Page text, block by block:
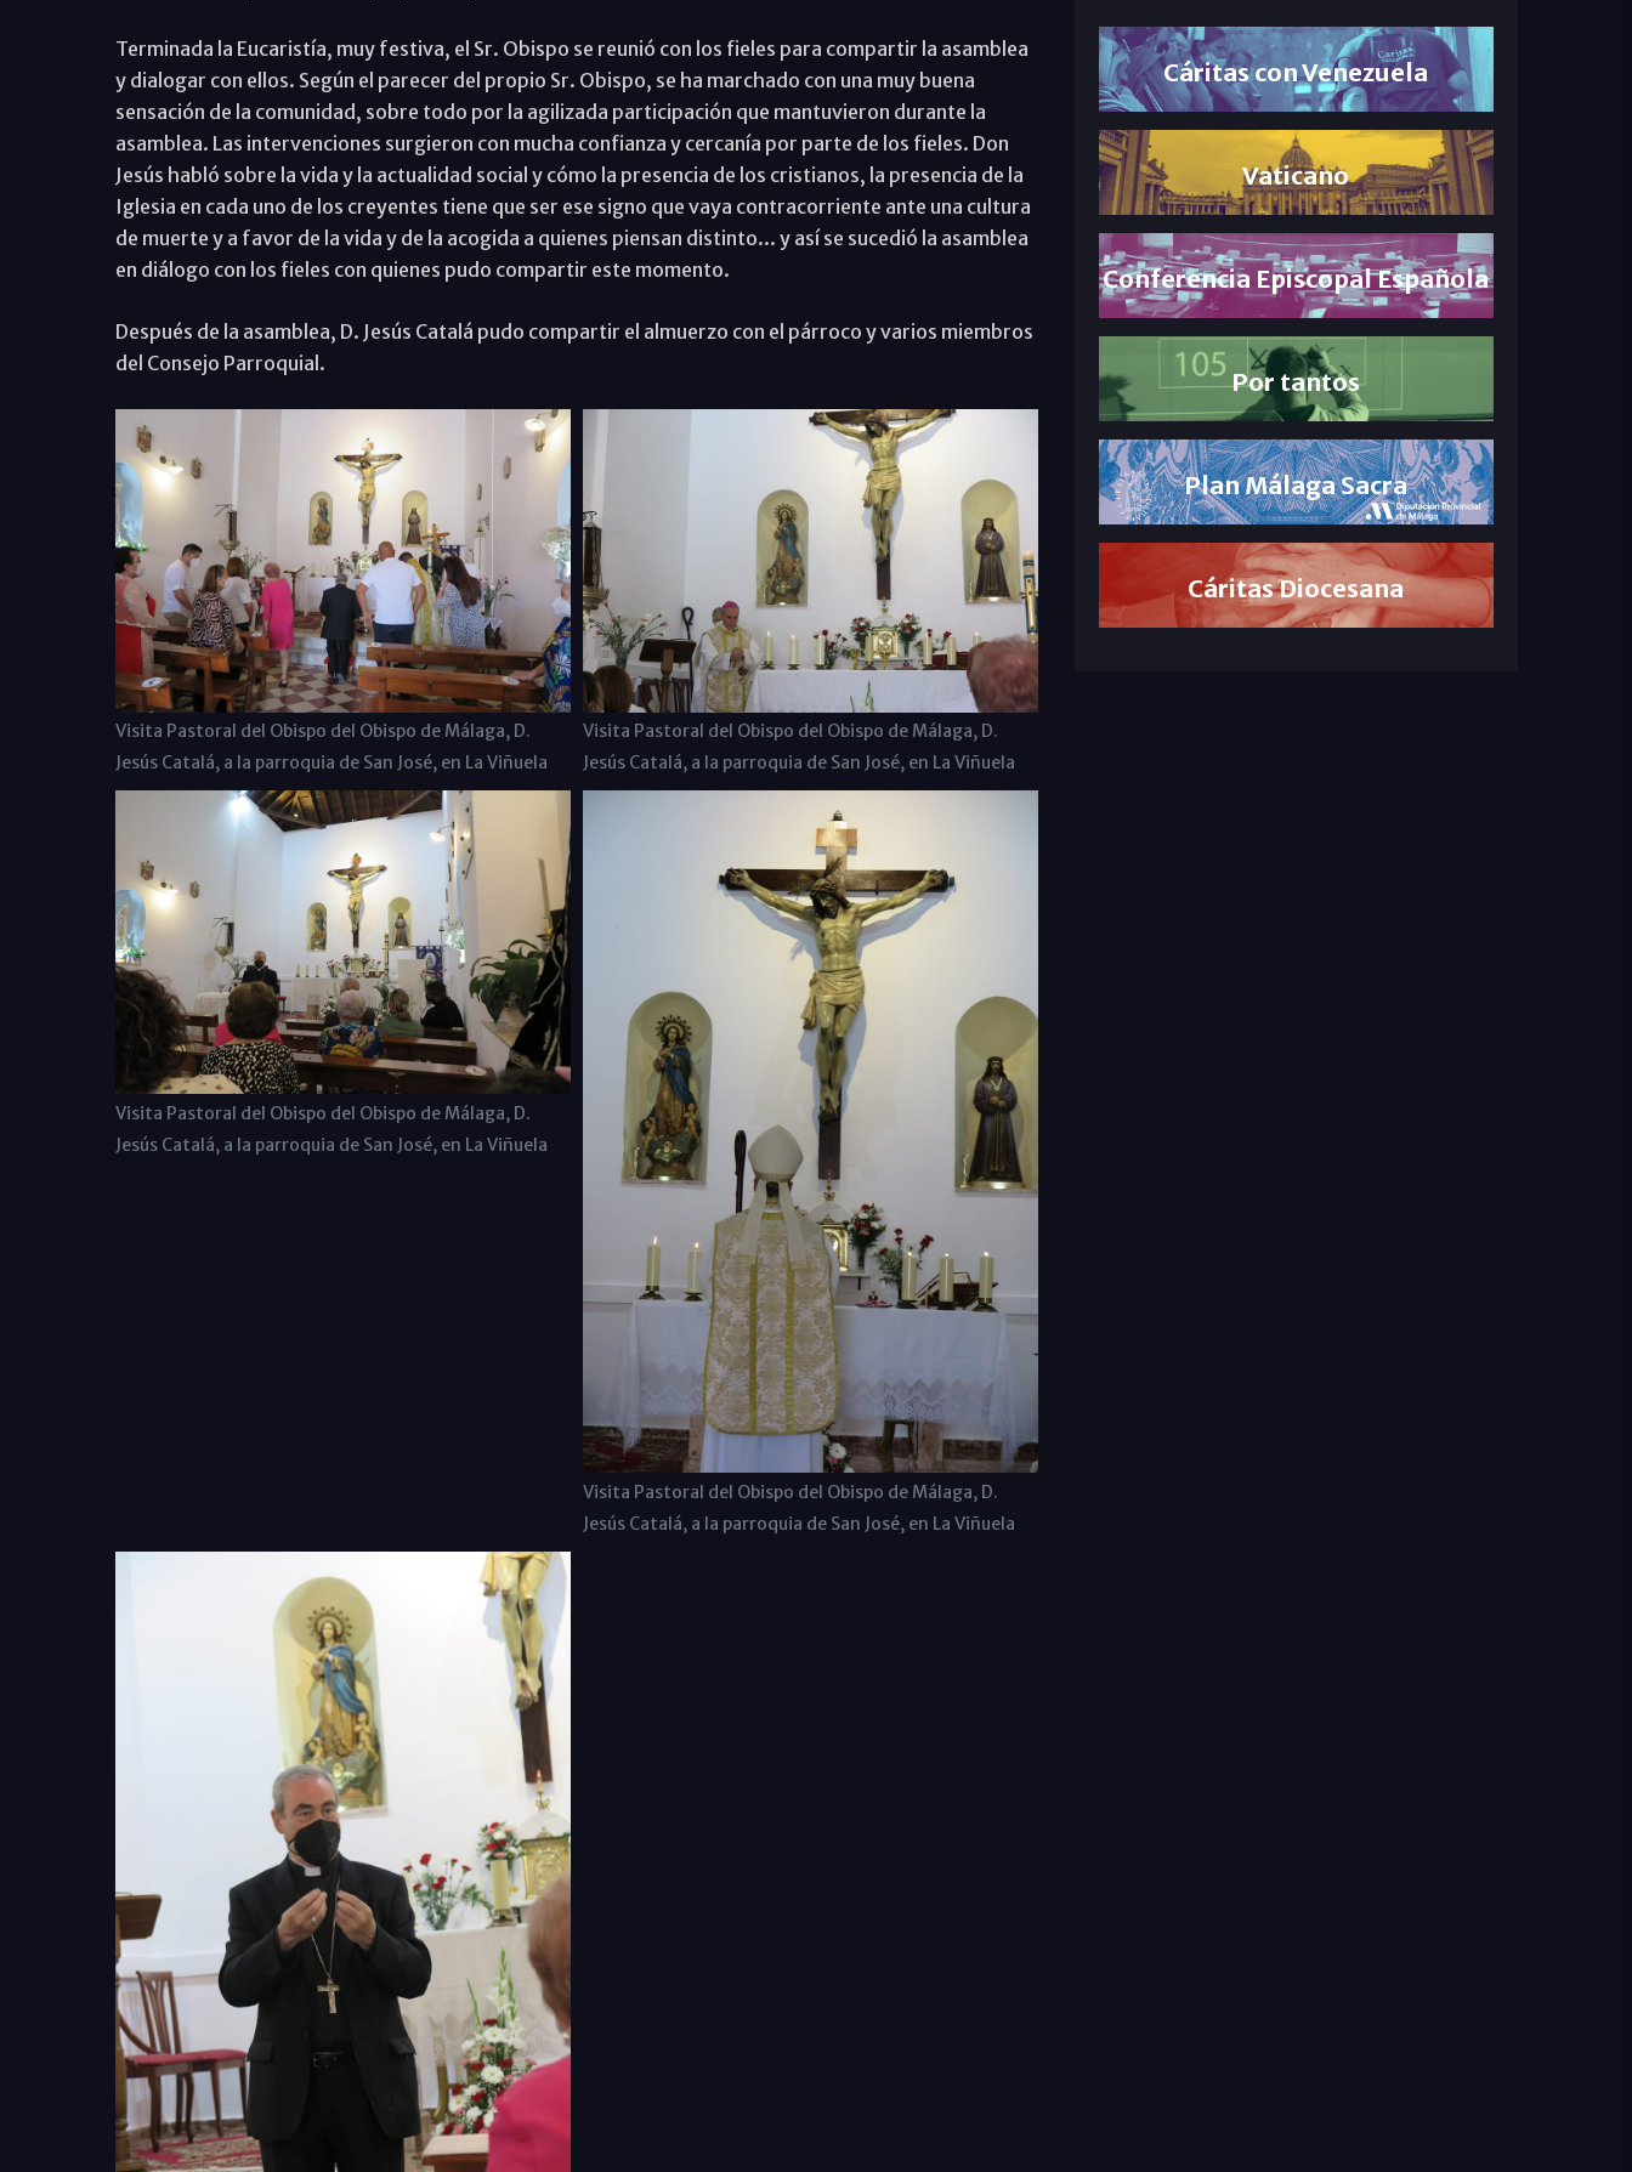
Terminada la Eucaristía, muy festiva, el Sr. Obispo se reunió con los fieles para compartir la asamblea
y dialogar con ellos. Según el parecer del propio Sr. Obispo, se ha marchado con una muy buena
sensación de la comunidad, sobre todo por la agilizada participación que mantuvieron durante la
asamblea. Las intervenciones surgieron con mucha confianza y cercanía por parte de los fieles. Don
Jesús habló sobre la vida y la actualidad social y cómo la presencia de los cristianos, la presencia de la
Iglesia en cada uno de los creyentes tiene que ser ese signo que vaya contracorriente ante una cultura
de muerte y a favor de la vida y de la acogida a quienes piensan distinto... y así se sucedió la asamblea
en diálogo con los fieles con quienes pudo compartir este momento.
Después de la asamblea, D. Jesús Catalá pudo compartir el almuerzo con el párroco y varios miembros
del Consejo Parroquial.
Visita Pastoral del Obispo del Obispo de Málaga, D.
Jesús Catalá, a la parroquia de San José, en La Viñuela
Visita Pastoral del Obispo del Obispo de Málaga, D.
Jesús Catalá, a la parroquia de San José, en La Viñuela
Visita Pastoral del Obispo del Obispo de Málaga, D.
Jesús Catalá, a la parroquia de San José, en La Viñuela
Visita Pastoral del Obispo del Obispo de Málaga, D.
Jesús Catalá, a la parroquia de San José, en La Viñuela
Cáritas con Venezuela
Vaticano
Conferencia Episcopal Española
Por tantos
Plan Málaga Sacra
Cáritas Diocesana